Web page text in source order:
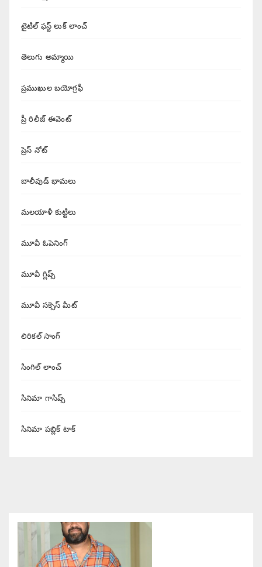
టైటిల్ ఫస్ట్ లుక్ లాంచ్
తెలుగు అమ్మాయి
ప్రముఖుల బయోగ్రఫీ
ప్రీ రిలీజ్ ఈవెంట్
ప్రెస్ నోట్
బాలీవుడ్ భామలు
మలయాళీ కుట్టిలు
మూవీ ఓపెనింగ్
మూవీ గ్లిప్స్
మూవీ సక్సెస్ మీట్
లిరికల్ సాంగ్
సింగిల్ లాంచ్
సినిమా గాసిప్స్
సినిమా పబ్లిక్ టాక్